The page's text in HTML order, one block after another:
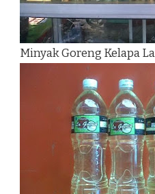
Minyak Goreng Kelapa